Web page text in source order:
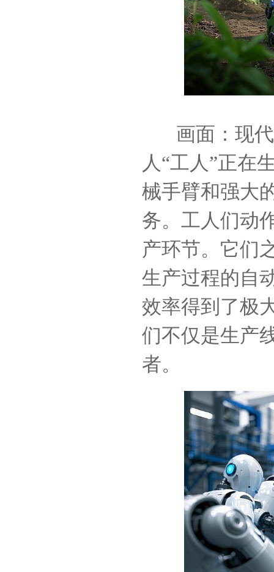
画面：现
人“工人”正在
械手臂和强大
务。工人们动
产环节。它们
生产过程的自
效率得到了极
们不仅是生产
者。